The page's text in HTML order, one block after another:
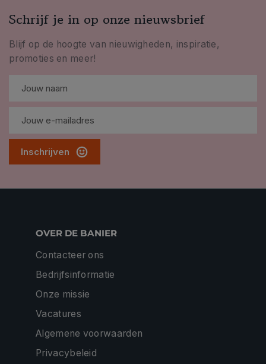
Schrijf je in op onze nieuwsbrief
Blijf op de hoogte van nieuwigheden, inspiratie,
promoties en meer!
Inschrijven
OVER DE BANIER
Contacteer ons
Bedrijfsinformatie
Onze missie
Vacatures
Algemene voorwaarden
Privacybeleid